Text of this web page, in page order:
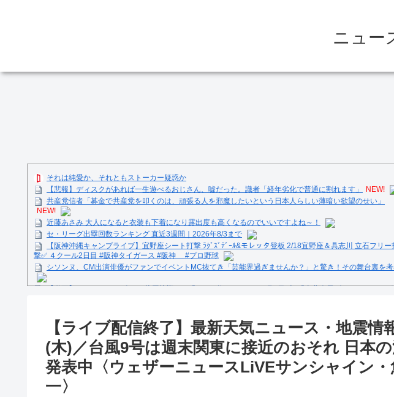
ニュー
それは純愛か、それともストーカー疑惑か
【悲報】ディスクがあれば一生遊べるおじさん、嘘だった。識者「経年劣化で普通に割れます」
NEW!
共産党信者「募金で共産党を叩くのは、頑張る人を邪魔したいという日本人らしい薄暗い欲望のせい」
NEW!
近藤あさみ 大人になると衣装も下着になり露出度も高くなるのでいいですよね～！
セ・リーグ出塁回数ランキング 直近3週間｜2026年8/3まで
【阪神沖縄キャンプライブ】宜野座シート打撃 ﾗｸﾞｽﾞﾃﾞｰﾙ&モレッタ登板 2/18宜野座＆具志川 立石フリー
撃✅ ４クール2日目 #阪神タイガース #阪神 #プロ野球
シソンヌ、CM出演俳優がファンでイベントMC抜てき「芸能界過ぎませんか？」と驚き！その舞台裏を
【動画】セレモニアルピッチ 菅原茉椰さん「とても悔しいです」7月1日(火)「東北楽天ゴールデンイー
【文春砲】松山千春のあの曲が……参院選自民候補の応援で公選法違反の疑い
Powered by livedoor 相互RSS
【ライブ配信終了】最新天気ニュース・地震情
(木)／台風9号は週末関東に接近のおそれ 日本
発表中〈ウェザーニュースLiVEサンシャイン
一〉